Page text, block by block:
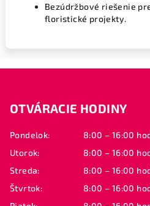
Bezúdržbové riešenie
floristické projekty.
OTVÁRACIE HODINY
Pondelok:
8:00 – 16:00
Utorok:
8:00 – 16:00
Streda:
8:00 – 16:00
Štvrtok:
8:00 – 16:00